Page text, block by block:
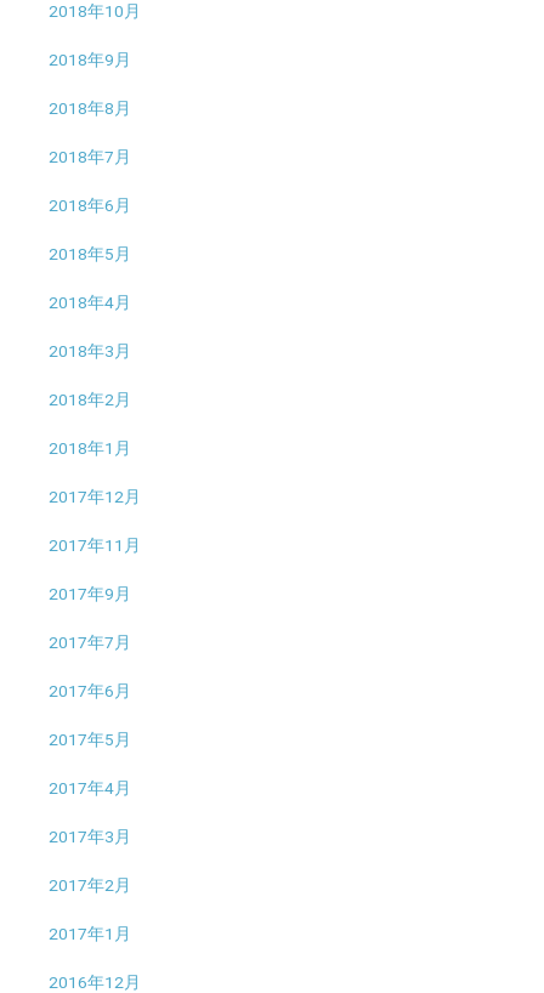
2018年10月
2018年9月
2018年8月
2018年7月
2018年6月
2018年5月
2018年4月
2018年3月
2018年2月
2018年1月
2017年12月
2017年11月
2017年9月
2017年7月
2017年6月
2017年5月
2017年4月
2017年3月
2017年2月
2017年1月
2016年12月